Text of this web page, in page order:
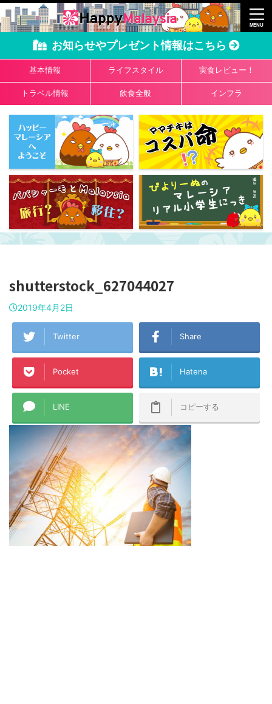
お知らせやプレゼント情報はこちら
基本情報 ライフスタイル 実食レビュー！
トラベル情報 飲食全般 インフラ
shutterstock_627044027
2019年4月2日
Twitter Share
Pocket Hatena
LINE コピーする